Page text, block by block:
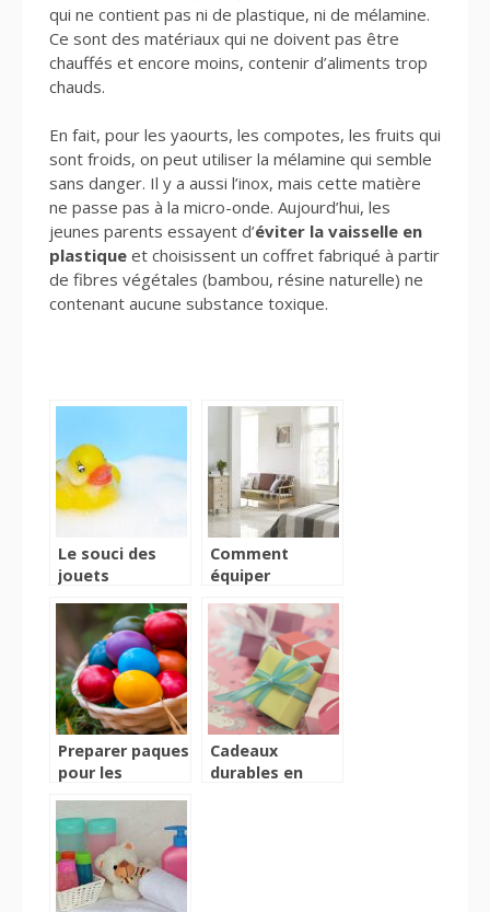
qui ne contient pas ni de plastique, ni de mélamine.
Ce sont des matériaux qui ne doivent pas être
chauffés et encore moins, contenir d’aliments trop
chauds.
En fait, pour les yaourts, les compotes, les fruits qui
sont froids, on peut utiliser la mélamine qui semble
sans danger. Il y a aussi l’inox, mais cette matière
ne passe pas à la micro-onde. Aujourd’hui, les
jeunes parents essayent d’éviter la vaisselle en
plastique et choisissent un coffret fabriqué à partir
de fibres végétales (bambou, résine naturelle) ne
contenant aucune substance toxique.
Le souci des
jouets
le bain
Comment
équiper
sa maison ?
Preparer paques
pour les
essentiels a
savoir
Cadeaux
durables en